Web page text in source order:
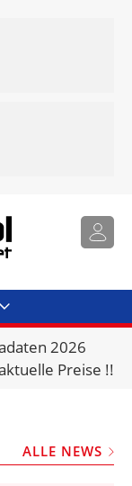
2026
Preise !!
ALLE NEWS